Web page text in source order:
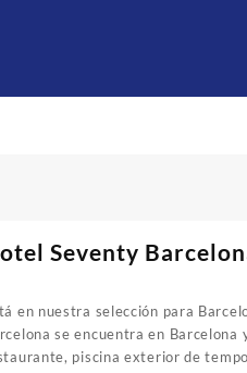
Seventy
en nuestra selección para
se encuentra en Barcelona
piscina exterior de